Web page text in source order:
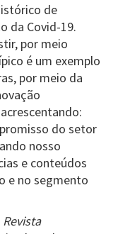
de
da Covid-19.
por meio
é um exemplo
por meio da
do setor
nosso
e conteúdos
e no segmento
Revista